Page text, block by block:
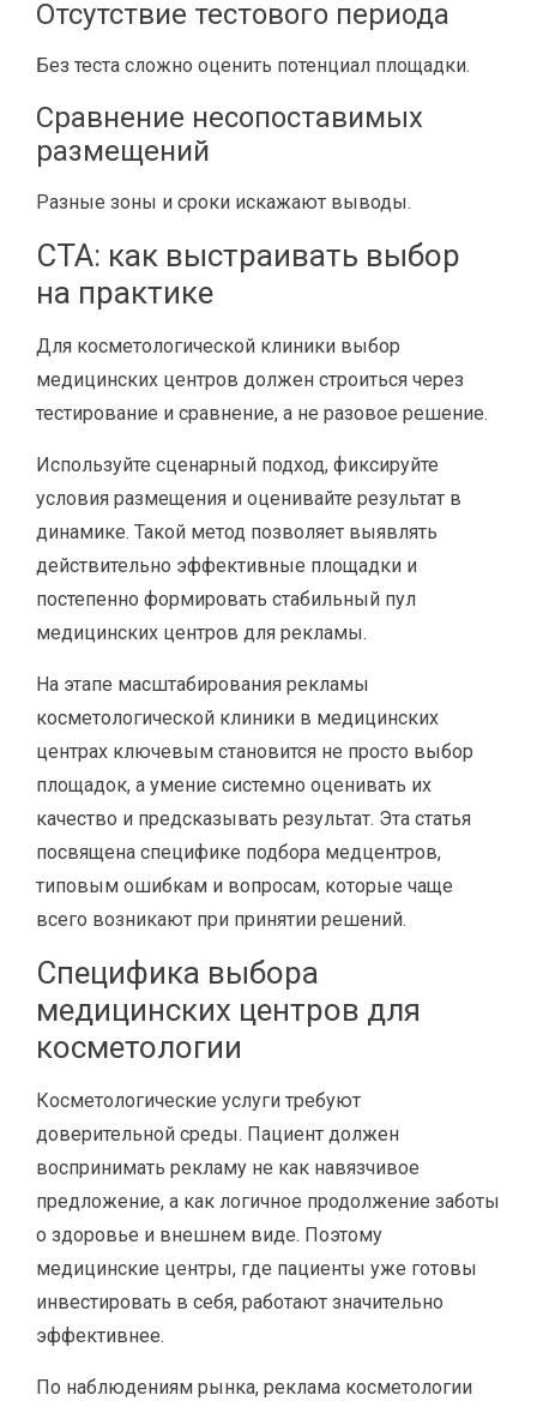
Отсутствие тестового периода
Без теста сложно оценить потенциал площадки.
Сравнение несопоставимых
размещений
Разные зоны и сроки искажают выводы.
CTA: как выстраивать выбор
на практике
Для косметологической клиники выбор
медицинских центров должен строиться через
тестирование и сравнение, а не разовое решение.
Используйте сценарный подход, фиксируйте
условия размещения и оценивайте результат в
динамике. Такой метод позволяет выявлять
действительно эффективные площадки и
постепенно формировать стабильный пул
медицинских центров для рекламы.
На этапе масштабирования рекламы
косметологической клиники в медицинских
центрах ключевым становится не просто выбор
площадок, а умение системно оценивать их
качество и предсказывать результат. Эта статья
посвящена специфике подбора медцентров,
типовым ошибкам и вопросам, которые чаще
всего возникают при принятии решений.
Специфика выбора
медицинских центров для
косметологии
Косметологические услуги требуют
доверительной среды. Пациент должен
воспринимать рекламу не как навязчивое
предложение, а как логичное продолжение заботы
о здоровье и внешнем виде. Поэтому
медицинские центры, где пациенты уже готовы
инвестировать в себя, работают значительно
эффективнее.
По наблюдениям рынка, реклама косметологии